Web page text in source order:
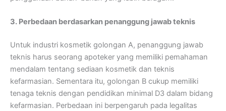
3. Perbedaan berdasarkan penanggung jawab teknis
Untuk industri kosmetik golongan A, penanggung jawab
teknis harus seorang apoteker yang memiliki pemahaman
mendalam tentang sediaan kosmetik dan teknis
kefarmasian. Sementara itu, golongan B cukup memiliki
tenaga teknis dengan pendidikan minimal D3 dalam bidang
kefarmasian. Perbedaan ini berpengaruh pada legalitas